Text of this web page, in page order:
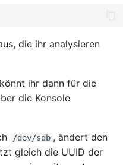
die ihr analysieren
ihr dann für die
die Konsole
/dev/sdb , ändert den
gleich die UUID der